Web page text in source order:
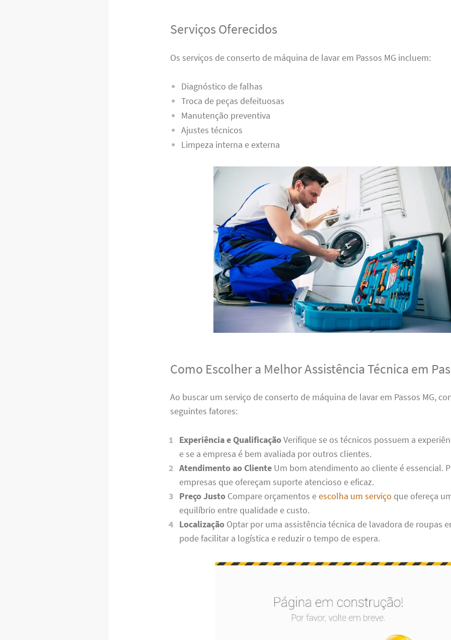
Serviços Oferecidos
Os serviços de conserto de máquina de lavar em Passos MG incluem:
Diagnóstico de falhas
Troca de peças defeituosas
Manutenção preventiva
Ajustes técnicos
Limpeza interna e externa
Como Escolher a Melhor Assistência Técnica em
Ao buscar um serviço de conserto de máquina de lavar em Passos MG,
seguintes fatores:
Experiência e QualificaçãoVerifique se os técnicos possuem a
e se a empresa é bem avaliada por outros clientes.
Atendimento ao ClienteUm bom atendimento ao cliente é essencial.
empresas que ofereçam suporte atencioso e eficaz.
Preço JustoCompare orçamentos eescolha um serviço que ofereça
equilíbrio entre qualidade e custo.
LocalizaçãoOptar por uma assistência técnica de lavadora de roupas
pode facilitar a logística e reduzir o tempo de espera.